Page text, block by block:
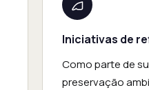
Iniciativas de
Como parte de
preservação